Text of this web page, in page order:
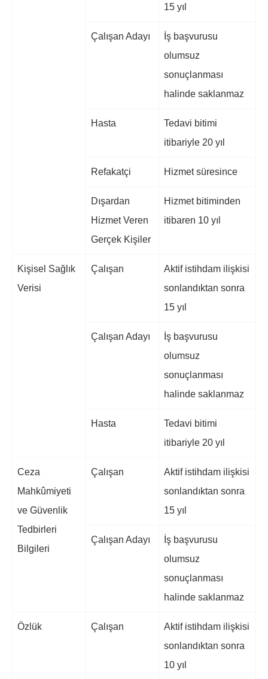
15 yıl
Çalışan Adayı
İş başvurusu
olumsuz
sonuçlanması
halinde saklanmaz
Hasta
Tedavi bitimi
itibariyle 20 yıl
Refakatçi Hizmet süresince
Dışardan
Hizmet Veren
Gerçek Kişiler
Hizmet bitiminden
itibaren 10 yıl
Kişisel Sağlık
Verisi
Çalışan
Aktif istihdam ilişkisi
sonlandıktan sonra
15 yıl
Çalışan Adayı
İş başvurusu
olumsuz
sonuçlanması
halinde saklanmaz
Hasta
Tedavi bitimi
itibariyle 20 yıl
Ceza
Mahkûmiyeti
ve Güvenlik
Tedbirleri
Bilgileri
Çalışan
Aktif istihdam ilişkisi
sonlandıktan sonra
15 yıl
Çalışan Adayı
İş başvurusu
olumsuz
sonuçlanması
halinde saklanmaz
Özlük Çalışan
Aktif istihdam ilişkisi
sonlandıktan sonra
10 yıl